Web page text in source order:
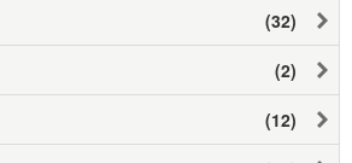
(32)
(2)
(12)